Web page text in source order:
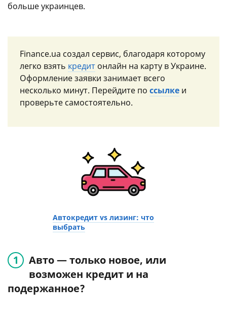
больше украинцев.
Finance.ua создал сервис, благодаря которому
легко взять кредит онлайн на карту в Украине.
Оформление заявки занимает всего
несколько минут. Перейдите по ссылке и
проверьте самостоятельно.
Автокредит vs лизинг: что
выбрать
Авто — только новое, или
возможен кредит и на
подержанное?